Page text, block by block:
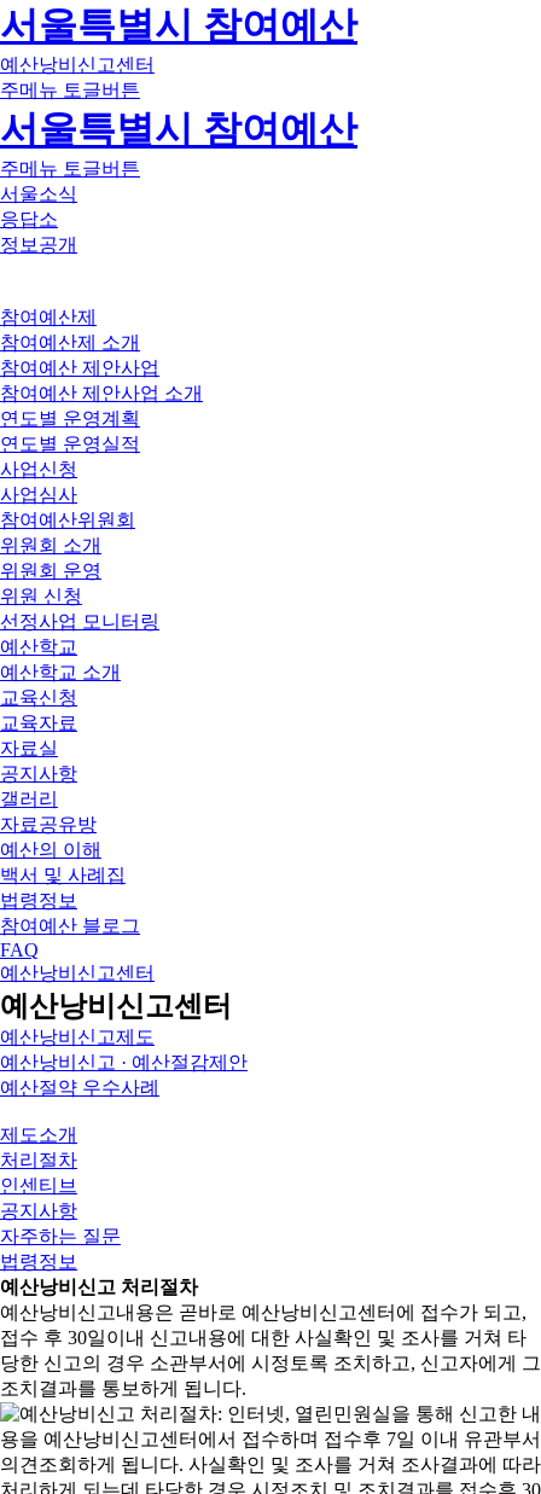
서울특별시 참여예산
예산낭비신고센터
주메뉴 토글버튼
서울특별시 참여예산
주메뉴 토글버튼
서울소식
응답소
정보공개
참여예산제
참여예산제 소개
참여예산 제안사업
참여예산 제안사업 소개
연도별 운영계획
연도별 운영실적
사업신청
사업심사
참여예산위원회
위원회 소개
위원회 운영
위원 신청
선정사업 모니터링
예산학교
예산학교 소개
교육신청
교육자료
자료실
공지사항
갤러리
자료공유방
예산의 이해
백서 및 사례집
법령정보
참여예산 블로그
FAQ
예산낭비신고센터
예산낭비신고센터
예산낭비신고제도
예산낭비신고 · 예산절감제안
예산절약 우수사례
예
산
낭
비
신
고
제
도
제도소개
처리절차
인센티브
공지사항
자주하는 질문
법령정보
예산낭비신고 처리절차
예산낭비신고내용은 곧바로 예산낭비신고센터에 접수가 되고,
접수 후 30일이내 신고내용에 대한 사실확인 및 조사를 거쳐 타
당한 신고의 경우 소관부서에 시정토록 조치하고, 신고자에게 그
조치결과를 통보하게 됩니다.